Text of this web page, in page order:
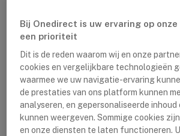
frequentie door overheidsbeleid en
een vergunning kunnen zowel op VHF
worden geprogrammeerd (verschilt
toestel).
Bij Onedirect is uw ervaring op
een prioriteit
Dit is de reden waarom wij en onze
cookies en vergelijkbare technologieën
waarmee we uw navigatie-ervaring
de prestaties van ons platform kunnen
analyseren, en gepersonaliseerde
kunnen weergeven. Sommige cookies
en onze diensten te laten functioneren.